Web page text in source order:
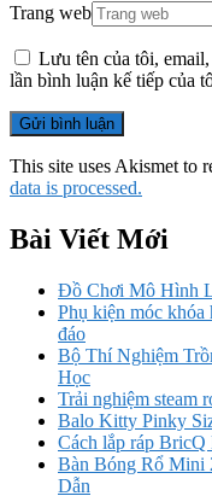
Trang web
Lưu tên của tôi,
lần bình luận kế tiếp của
This site uses Akismet to
data is processed.
Bài Viết Mới
Đồ Chơi Mô Hình
Phụ kiện móc
đáo
Bộ Thí Nghiệm
Học
Trải nghiệm steam
Balo Kitty Pinky
Cách lắp ráp BricQ
Bàn Bóng Rổ
Dẫn